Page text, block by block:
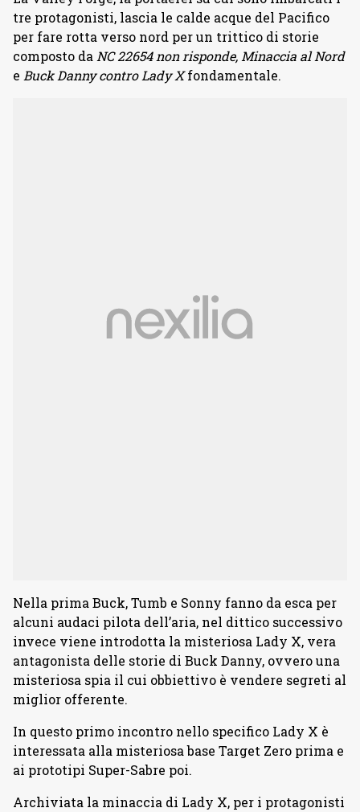
tre protagonisti, lascia le calde acque del Pacifico
per fare rotta verso nord per un trittico di storie
composto da NC 22654 non risponde, Minaccia al Nord
e Buck Danny contro Lady Xfondamentale.
Nella prima Buck, Tumb e Sonny fanno da esca per
alcuni audaci pilota dell’aria, nel dittico successivo
invece viene introdotta la misteriosa Lady X, vera
antagonista delle storie di Buck Danny, ovvero una
misteriosa spia il cui obbiettivo è vendere segreti al
miglior offerente.
In questo primo incontro nello specifico Lady X è
interessata alla misteriosa base Target Zero prima e
ai prototipi Super-Sabre poi.
Archiviata la minaccia di Lady X, per i protagonisti